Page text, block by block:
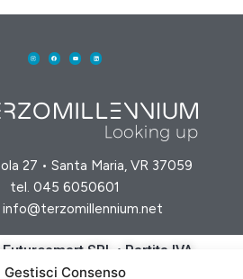
Gestisci Consenso
27 • Santa Maria, VR 37059
tel. 045 6050601
info@terzomillennium.net
SRL • Partita IVA
Privacy Policy•Cookie Policy